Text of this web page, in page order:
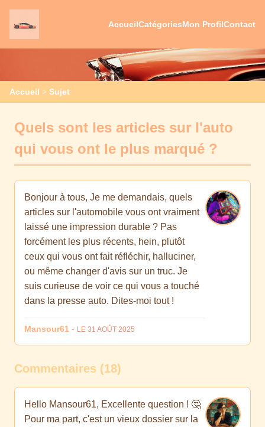
AccueilCatégoriesMon ProfilContact
Accueil > Sujet
Quels sont les articles sur l'auto
qui vous ont le plus marqué ?
Bonjour à tous, Je me demandais, quels
articles sur l'automobile vous ont vraiment
laissé une impression durable ? Pas
forcément les plus récents, hein, plutôt
ceux qui vous ont fait réfléchir, halluciner,
ou même changer d'avis sur un truc. Je
suis curieuse de voir ce qui vous a touché
dans la presse auto. Dites-moi tout !
Mansour61 - LE 31 AOÛT 2025
Commentaires (18)
Hello Mansour61, Excellente question ! 🤔
Pour ma part, c'est un vieux dossier sur la